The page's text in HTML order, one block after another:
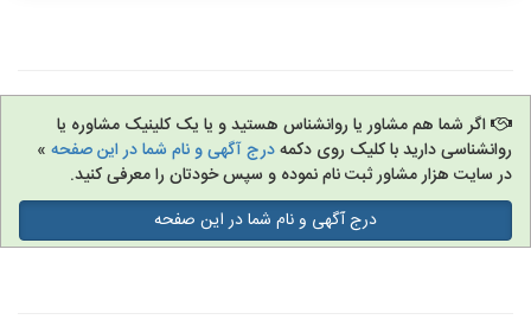
اگر شما هم مشاور یا روانشناس هستید و یا یک کلینیک مشاوره یا
روانشناسی دارید با کلیک روی دکمهدرج آگهی و نام شما در این صفحه »
در سایت هزار مشاور ثبت نام نموده و سپس خودتان را معرفی کنید.
درج آگهی و نام شما در این صفحه